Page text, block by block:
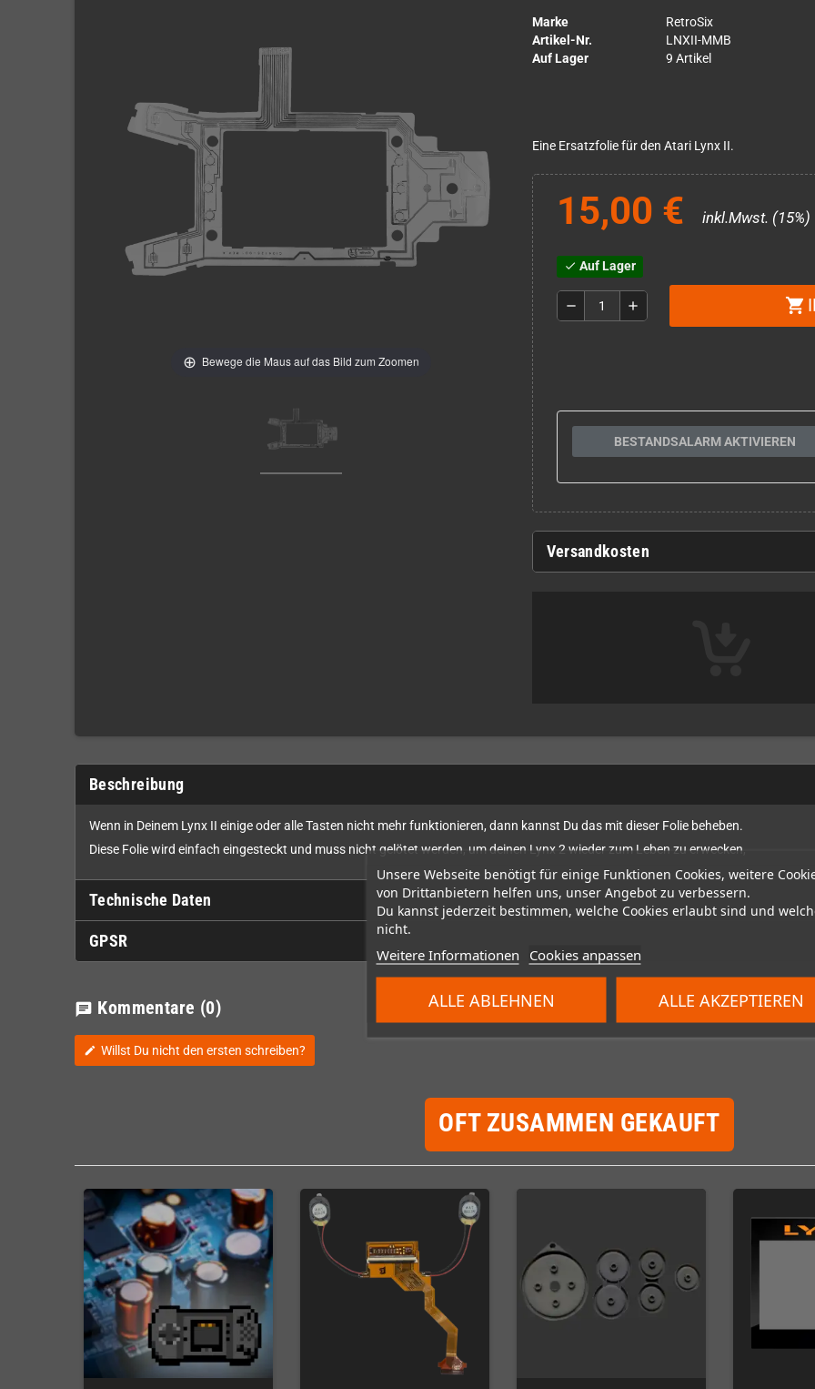
Unsere Webseite benötigt für einige Funktionen Cookies, weitere
von Drittanbietern helfen uns, unser Angebot zu verbessern.
Du kannst jederzeit bestimmen, welche Cookies erlaubt sind und
nicht.
Weitere Informationen Cookies anpassen
ALLE ABLEHNEN ALLE AKZEPTIEREN
Bewege die Maus auf das Bild zum Zoomen
Marke
RetroSix
Artikel-Nr.
LNXII-MMB
Auf Lager
9 Artikel
Eine Ersatzfolie für den Atari Lynx II.
15,00 € inkl.Mwst. (15%)
check Auf Lager
remove add shopping_cart
BESTANDSALARM AKTIVIEREN
Versandkosten
Beschreibung
Wenn in Deinem Lynx II einige oder alle Tasten nicht mehr funktionieren, dann kannst Du das mit dieser Folie beheben.
Diese Folie wird einfach eingesteckt und muss nicht gelötet werden, um deinen Lynx 2 wieder zum Leben zu erwecken,
Technische Daten
GPSR
chat Kommentare (0)
edit Willst Du nicht den ersten schreiben?
OFT ZUSAMMEN GEKAUFT